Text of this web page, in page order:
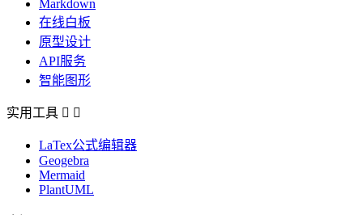
Markdown
在线白板
原型设计
API服务
智能图形
实用工具  
LaTex公式编辑器
Geogebra
Mermaid
PlantUML